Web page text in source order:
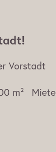
Vorstadt
m² Miete